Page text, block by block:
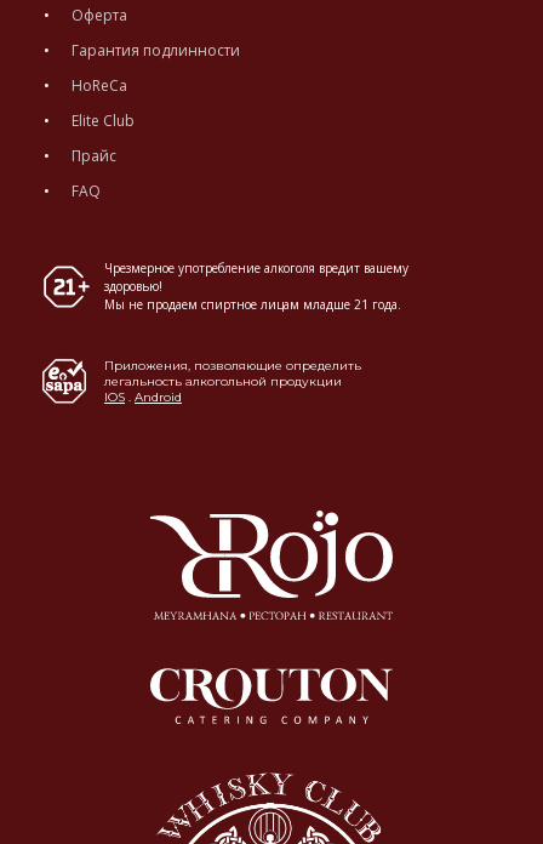
Оферта
Гарантия подлинности
HoReCa
Elite Club
Прайс
FAQ
Чрезмерное употребление алкоголя вредит вашему
здоровью!
Мы не продаем спиртное лицам младше 21 года.
Приложения, позволяющие определить
легальность алкогольной продукции
IOS . Android